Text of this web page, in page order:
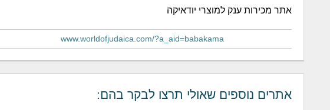
אתר מכירות ענק למוצרי יודאיקה
www.worldofjudaica.com/?a_aid=babakama
אתרים נוספים שאולי תרצו לבקר בהם: